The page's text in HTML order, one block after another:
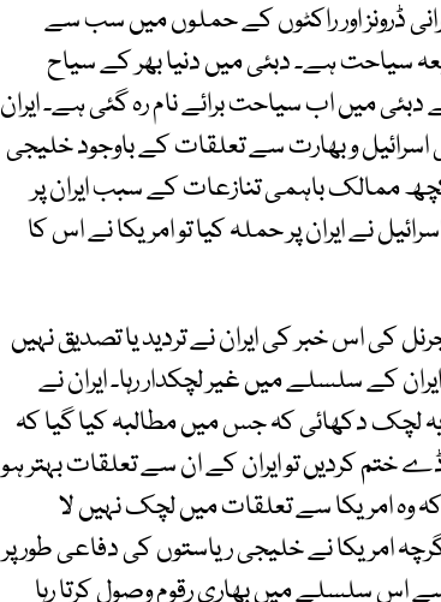
ڈرونز اور راکٹوں کے حملوں میں سب سے
سیاحت ہے۔ دبئی میں دنیا بھر کے سیاح
میں اب سیاحت برائے نام رہ گئی ہے۔ ایران
و بھارت سے تعلقات کے باوجود خلیجی
ممالک باہمی تنازعات کے سبب ایران پر
نے ایران پر حملہ کیا تو امریکا نے اس کا
کی اس خبر کی ایران نے تردید یا تصدیق نہیں
کے سلسلے میں غیر لچکدار رہا۔ ایران نے
لچک دکھائی کہ جس میں مطالبہ کیا گیا کہ
کردیں تو ایران کے ان سے تعلقات بہتر ہو
امریکا سے تعلقات میں لچک نہیں لا
امریکا نے خلیجی ریاستوں کی دفاعی طور پر
اس سلسلے میں بھاری رقوم وصول کرتا رہا